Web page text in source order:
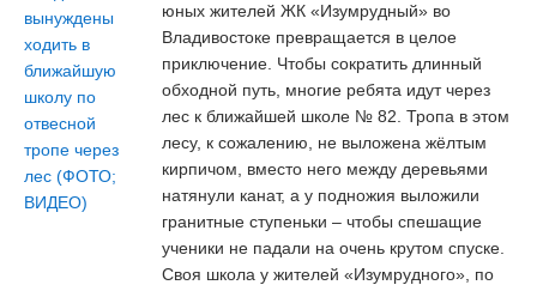
юных жителей ЖК «Изумрудный» во
Владивостоке превращается в целое
приключение. Чтобы сократить длинный
обходной путь, многие ребята идут через
лес к ближайшей школе № 82. Тропа в этом
лесу, к сожалению, не выложена жёлтым
кирпичом, вместо него между деревьями
натянули канат, а у подножия выложили
гранитные ступеньки – чтобы спешащие
ученики не падали на очень крутом спуске.
Своя школа у жителей «Изумрудного», по